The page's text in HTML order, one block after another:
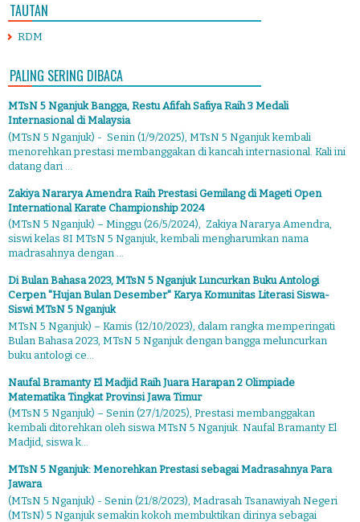
TAUTAN
RDM
PALING SERING DIBACA
MTsN 5 Nganjuk Bangga, Restu Afifah Safiya Raih 3 Medali
Internasional di Malaysia
(MTsN 5 Nganjuk) - Senin (1/9/2025), MTsN 5 Nganjuk kembali
menorehkan prestasi membanggakan di kancah internasional. Kali ini
datang dari ...
Zakiya Nararya Amendra Raih Prestasi Gemilang di Mageti Open
International Karate Championship 2024
(MTsN 5 Nganjuk) – Minggu (26/5/2024), Zakiya Nararya Amendra,
siswi kelas 8I MTsN 5 Nganjuk, kembali mengharumkan nama
madrasahnya dengan ...
Di Bulan Bahasa 2023, MTsN 5 Nganjuk Luncurkan Buku Antologi
Cerpen "Hujan Bulan Desember" Karya Komunitas Literasi Siswa-
Siswi MTsN 5 Nganjuk
MTsN 5 Nganjuk) – Kamis (12/10/2023), dalam rangka memperingati
Bulan Bahasa 2023, MTsN 5 Nganjuk dengan bangga meluncurkan
buku antologi ce...
Naufal Bramanty El Madjid Raih Juara Harapan 2 Olimpiade
Matematika Tingkat Provinsi Jawa Timur
(MTsN 5 Nganjuk) – Senin (27/1/2025), Prestasi membanggakan
kembali ditorehkan oleh siswa MTsN 5 Nganjuk. Naufal Bramanty El
Madjid, siswa k...
MTsN 5 Nganjuk: Menorehkan Prestasi sebagai Madrasahnya Para
Jawara
(MTsN 5 Nganjuk) - Senin (21/8/2023), Madrasah Tsanawiyah Negeri
(MTsN) 5 Nganjuk semakin kokoh membuktikan dirinya sebagai